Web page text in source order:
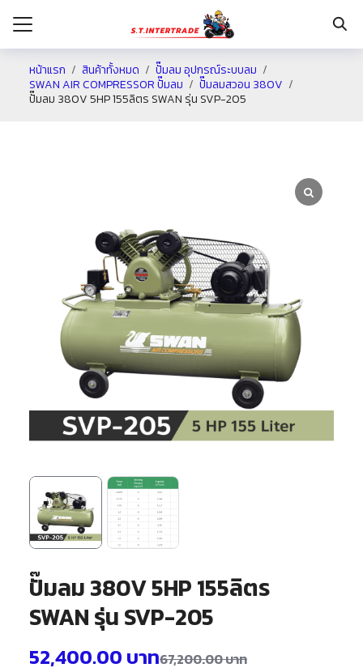
หน้าแรก สินค้าทั้งหมด
ปั๊มลม อุปกรณ์ระบบลม
SWAN AIR COMPRESSOR ปั๊มลม
ปั๊มลมสวอน 380V
ปั๊มลม 380V 5HP 155ลิตร SWAN รุ่น SVP-205
ปั๊มลม 380V 5HP 155ลิตร
SWAN รุ่น SVP-205
67,200.00บาท
52,400.00 บาท